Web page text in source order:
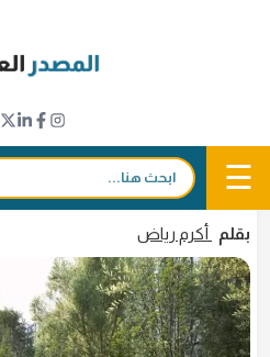
☰ بحث:
إنطلاق
مشروع الجادة في الشارقة
8 مارس 2025 - 10:10
بقلم أكرم رياض